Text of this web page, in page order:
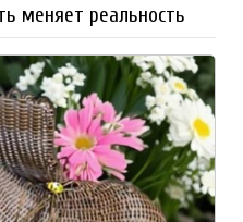
меняет реальность